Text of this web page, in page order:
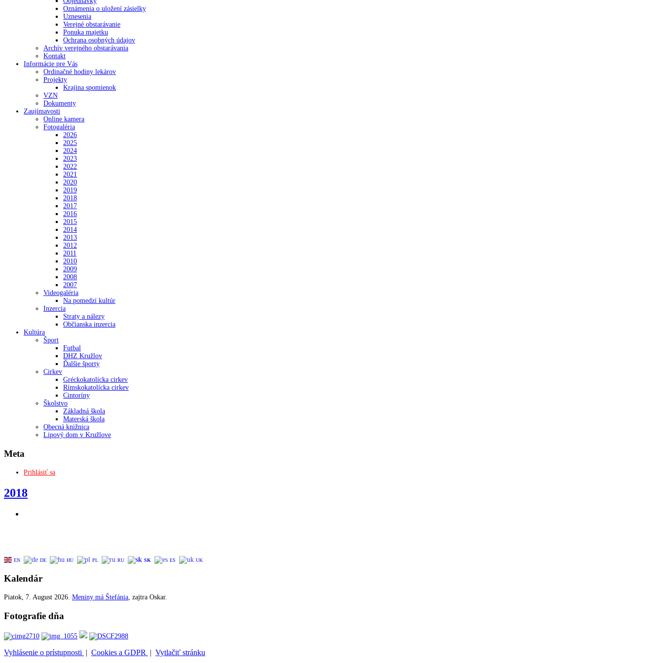
Oznámenia o uložení zásielky
Uznesenia
Verejné obstarávanie
Ponuka majetku
Ochrana osobných údajov
Archív verejného obstarávania
Kontakt
Informácie pre Vás
Ordinačné hodiny lekárov
Projekty
Krajina spomienok
VZN
Dokumenty
Zaujímavosti
Online kamera
Fotogaléria
2026
2025
2024
2023
2022
2021
2020
2019
2018
2017
2016
2015
2014
2013
2012
2011
2010
2009
2008
2007
Videogaléria
Na pomedzí kultúr
Inzercia
Straty a nálezy
Občianska inzercia
Kultúra
Šport
Futbal
DHZ Kružlov
Ďalšie športy
Cirkev
Gréckokatolícka cirkev
Rímskokatolícka cirkev
Cintoríny
Školstvo
Základná škola
Materská škola
Obecná knižnica
Lipový dom v Kružlove
Meta
Prihlásiť sa
2018
EN DE HU PL RU SK ES UK
Kalendár
Piatok , 7. August 2026. Meniny má Štefánia , zajtra Oskar.
Fotografie dňa
Vyhlásenie o prístupnosti | Cookies a GDPR | Vytlačiť stránku